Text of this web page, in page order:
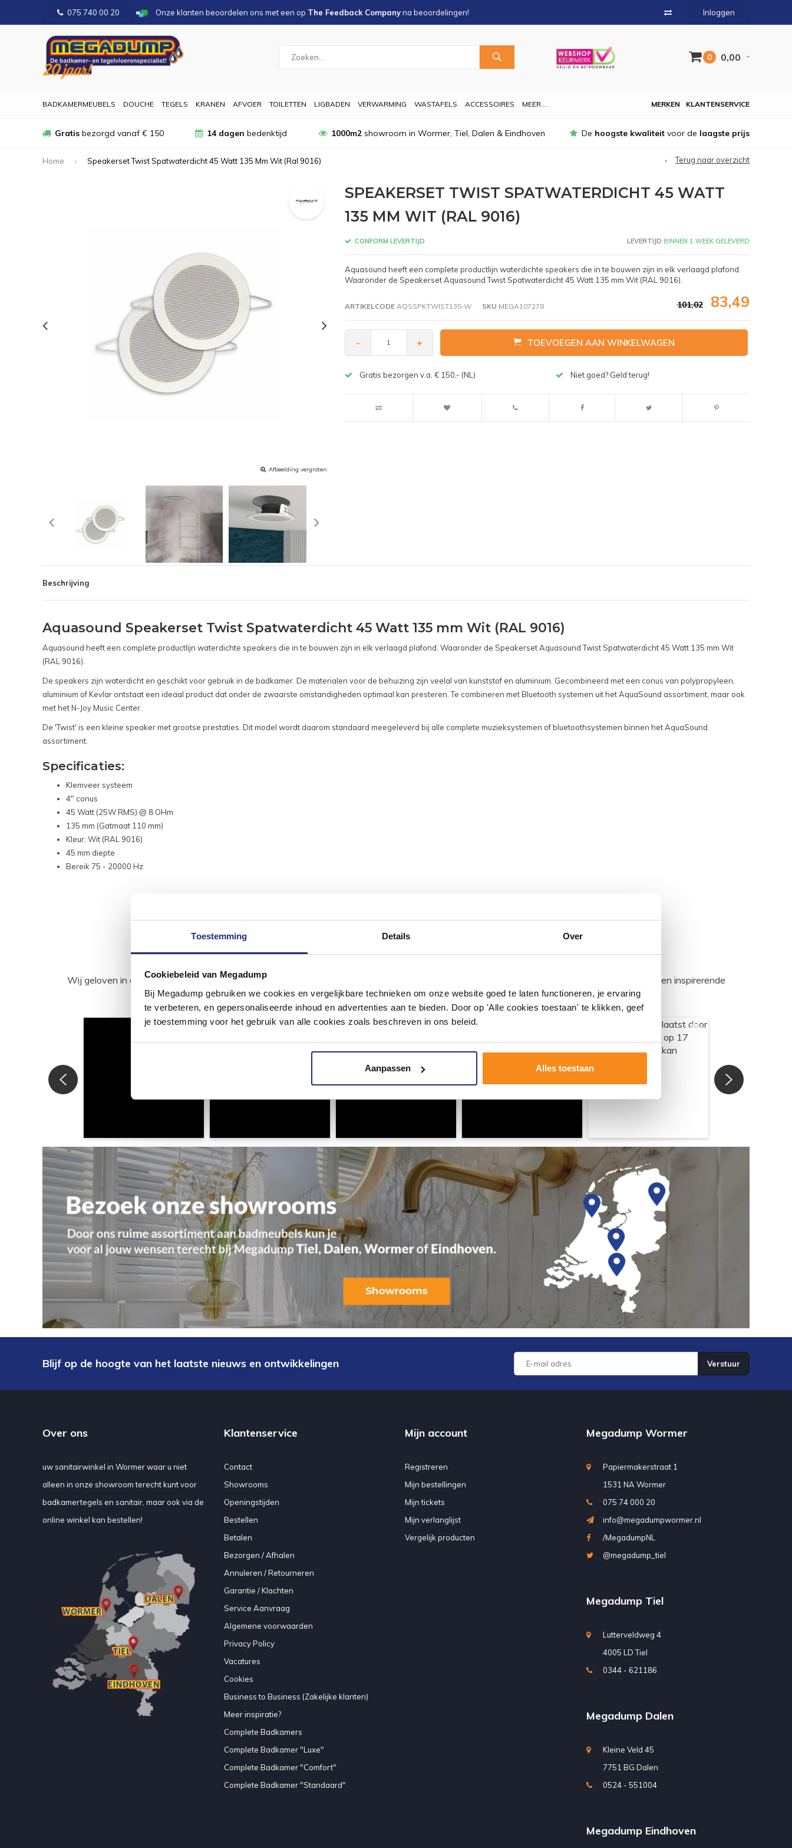
Toestemming Details Over
Cookiebeleid van Megadump
Bij Megadump gebruiken we cookies en vergelijkbare technieken om onze website goed te laten functioneren, je ervaring
te verbeteren, en gepersonaliseerde inhoud en advertenties aan te bieden. Door op 'Alle cookies toestaan' te klikken, geef
je toestemming voor het gebruik van alle cookies zoals beschreven in ons beleid.
Aanpassen Alles toestaan
075 740 00 20 Onze klanten beoordelen ons met een op The Feedback Companyna beoordelingen! Inloggen
0 0,00
BADKAMERMEUBELS DOUCHE TEGELS KRANEN AFVOER TOILETTEN LIGBADEN VERWARMING WASTAFELS ACCESSOIRES MEER.... KLANTENSERVICE
MERKEN
Gratis bezorgd vanaf € 150 14 dagen bedenktijd 1000m2showroom in Wormer, Tiel, Dalen & Eindhoven De hoogste kwaliteit voor de laagste prijs
Home Speakerset Twist Spatwaterdicht 45 Watt 135 Mm Wit (Ral 9016) Terug naar overzicht
Afbeelding vergroten
SPEAKERSET TWIST SPATWATERDICHT 45 WATT
135 MM WIT (RAL 9016)
CONFORM LEVERTIJD LEVERTIJD BINNEN 1 WEEK GELEVERD
Aquasound heeft een complete productlijn waterdichte speakers die in te bouwen zijn in elk verlaagd plafond.
Waaronder de Speakerset Aquasound Twist Spatwaterdicht 45 Watt 135 mm Wit (RAL 9016).
ARTIKELCODEAQSSPKTWIST135-W SKU MEGA107278 101,02 83,49
- + TOEVOEGEN AAN WINKELWAGEN
Gratis bezorgen v.a. € 150,- (NL) Niet goed? Geld terug!
Beschrijving
Aquasound Speakerset Twist Spatwaterdicht 45 Watt 135 mm Wit (RAL 9016)
Aquasound heeft een complete productlijn waterdichte speakers die in te bouwen zijn in elk verlaagd plafond. Waaronder de Speakerset Aquasound Twist Spatwaterdicht 45 Watt 135 mm Wit
(RAL 9016).
De speakers zijn waterdicht en geschikt voor gebruik in de badkamer. De materialen voor de behuizing zijn veelal van kunststof en aluminium. Gecombineerd met een conus van polypropyleen,
aluminium of Kevlar ontstaat een ideaal product dat onder de zwaarste omstandigheden optimaal kan presteren. Te combineren met Bluetooth systemen uit het AquaSound assortiment, maar ook
met het N-Joy Music Center.
De 'Twist' is een kleine speaker met grootse prestaties. Dit model wordt daarom standaard meegeleverd bij alle complete muzieksystemen of bluetoothsystemen binnen het AquaSound
assortiment.
Specificaties:
Klemveer systeem
4" conus
45 Watt (25W RMS) @ 8 OHm
135 mm (Gatmaat 110 mm)
Kleur: Wit (RAL 9016)
45 mm diepte
Bereik 75 - 20000 Hz
#mijndroombadkamer
Wij geloven in de kracht van delen. Deel jouw badkamer op Instagram met #mijndroombadkamer en tag @megadumpnl. Samen bouwen we een inspirerende
omgeving vol met unieke badkamerstijlen. Doe je mee?
Blijf op de hoogte van het laatste nieuws en ontwikkelingen Verstuur
Over ons
uw sanitairwinkel in Wormer waar u niet
alleen in onze showroom terecht kunt voor
badkamertegels en sanitair, maar ook via de
online winkel kan bestellen!
Klantenservice
Contact
Showrooms
Openingstijden
Bestellen
Betalen
Bezorgen / Afhalen
Annuleren / Retourneren
Garantie / Klachten
Service Aanvraag
Algemene voorwaarden
Privacy Policy
Vacatures
Cookies
Business to Business (Zakelijke klanten)
Meer inspiratie?
Complete Badkamers
Complete Badkamer "Luxe"
Complete Badkamer "Comfort"
Complete Badkamer "Standaard"
Mijn account
Registreren
Mijn bestellingen
Mijn tickets
Mijn verlanglijst
Vergelijk producten
Megadump Wormer
Papiermakerstraat 1
1531 NA Wormer
075 74 000 20
info@megadumpwormer.nl
/MegadumpNL
@megadump_tiel
Megadump Tiel
Lutterveldweg 4
4005 LD Tiel
0344 - 621186
Megadump Dalen
Kleine Veld 45
7751 BG Dalen
0524 - 551004
Megadump Eindhoven